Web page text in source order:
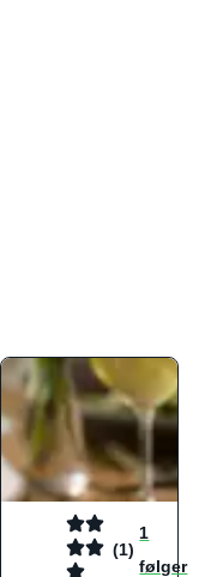
(1)
1
følger